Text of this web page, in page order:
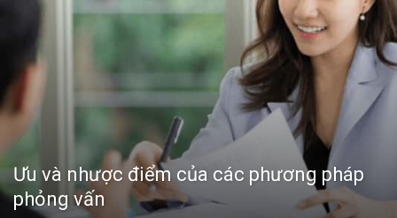
Ưu và nhược điểm của các phương pháp
phỏng vấn